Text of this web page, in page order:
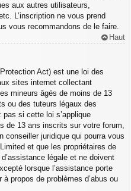
aux autres utilisateurs,
L’inscription ne vous prend
vous recommandons de le faire.
Haut
Act) est une loi des
sites internet collectant
mineurs âgés de moins de 13
ou des tuteurs légaux des
si cette loi s’applique
de 13 ans inscrits sur votre forum,
conseiller juridique qui pourra vous
et que les propriétaires de
légale et ne doivent
lorsque l’assistance porte
propos de problèmes d’abus ou